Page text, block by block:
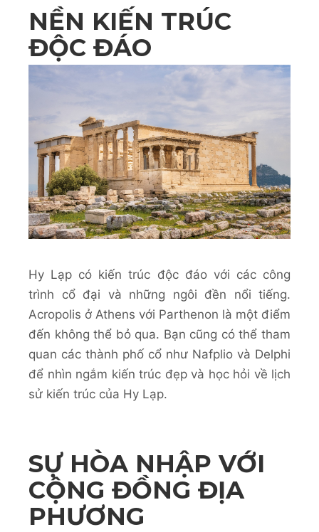
NỀN KIẾN TRÚC
ĐỘC ĐÁO
Hy Lạp có kiến trúc độc đáo với các công
trình cổ đại và những ngôi đền nổi tiếng.
Acropolis ở Athens với Parthenon là một điểm
đến không thể bỏ qua. Bạn cũng có thể tham
quan các thành phố cổ như Nafplio và Delphi
để nhìn ngắm kiến trúc đẹp và học hỏi về lịch
sử kiến trúc của Hy Lạp.
SỰ HÒA NHẬP VỚI
CỘNG ĐỒNG ĐỊA
PHƯƠNG